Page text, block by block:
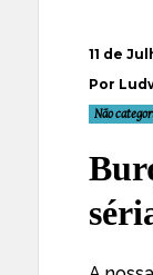
11 de
Por
Não